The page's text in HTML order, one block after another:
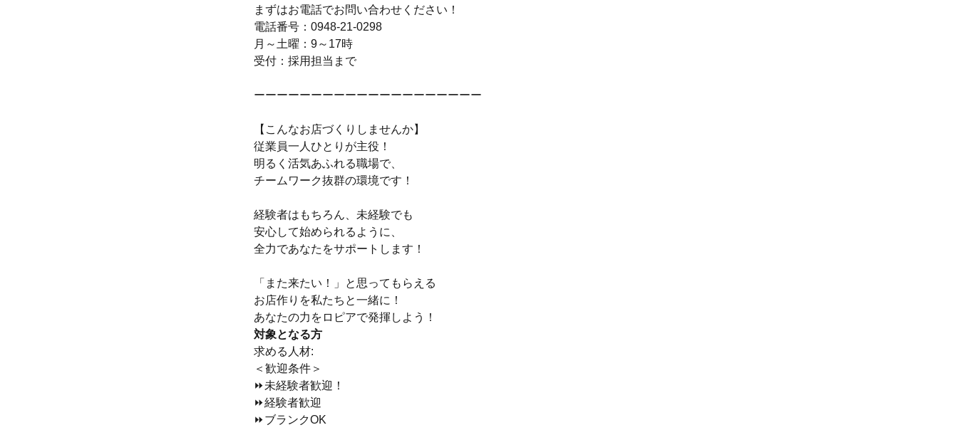
まずはお電話でお問い合わせください！
電話番号：0948-21-0298
月～土曜：9～17時
受付：採用担当まで
ーーーーーーーーーーーーーーーーーーーー
【こんなお店づくりしませんか】
従業員一人ひとりが主役！
明るく活気あふれる職場で、
チームワーク抜群の環境です！
経験者はもちろん、未経験でも
安心して始められるように、
全力であなたをサポートします！
「また来たい！」と思ってもらえる
お店作りを私たちと一緒に！
あなたの力をロピアで発揮しよう！
対象となる方
求める人材:
＜歓迎条件＞
⏩未経験者歓迎！
⏩経験者歓迎
⏩ブランクOK